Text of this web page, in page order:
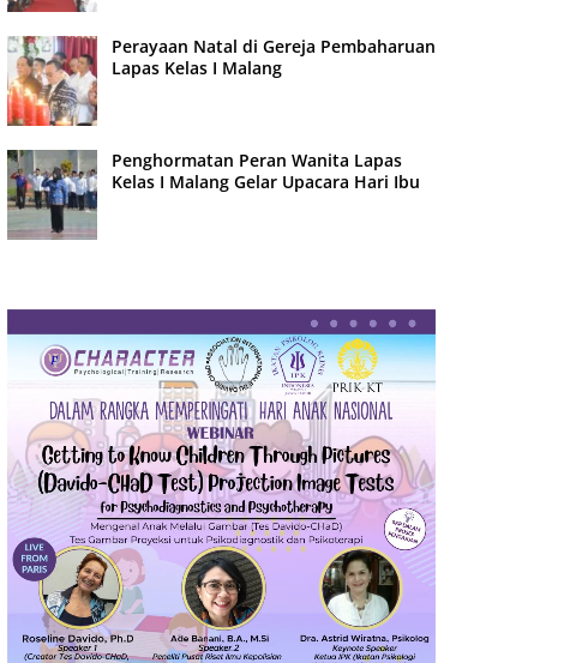
Perayaan Natal di Gereja Pembaharuan
Lapas Kelas I Malang
Penghormatan Peran Wanita Lapas
Kelas I Malang Gelar Upacara Hari Ibu